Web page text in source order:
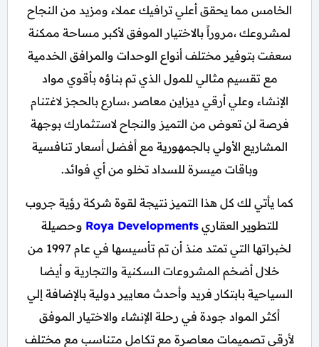
الخامس مما يحقق أعلي ترافيك عملاء ومزيد من النجاح
لمشروعك ،مروراً بالاختيار الموفق لأكبر مساحة ممكنة
سعفت بتوفير مختلف أنواع الوحدات والمرافق الخدمية
مع تقسيم مثالي للمول الذي تم بناؤه بأقوي مواد
الإنشاء وعلي أرقي ديزاين معاصر ،سارع بالحجز لاغتنام
فرصة لن تعوض من التميز والنجاح لاستثمارك بوجهة
المشاريع الأولي بالجمهورية مع أفضل أسعار تنافسية
وباقات ميسرة للسداد تخلو من أي فوائد.
كما يأتي لك كل هذا التميز نتيجة لقوة شركة رؤية جروب
للتطوير العقاريRoya Developments وحصيلة
لخبراتها التي تمتد منذ أن تم تأسيسها في عام 1997 من
خلال أضخم المشروعات السكنية والتجارية و أيضا
السياحية بابتكار فريد وأحدث معايير دولية بالإضافة إلي
أكثر المواد جودة في رحلة الإنشاء والاختيار الموفق
لأرقي تصميمات معاصرة مع تكامل متناسب مع مختلف